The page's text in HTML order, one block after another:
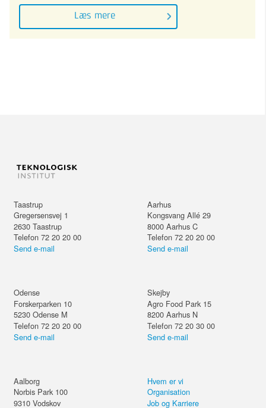
Læs mere
Taastrup
Gregersensvej 1
2630 Taastrup
Telefon 72 20 20 00
Send e-mail
Aarhus
Kongsvang Allé 29
8000 Aarhus C
Telefon 72 20 20 00
Send e-mail
Odense
Forskerparken 10
5230 Odense M
Telefon 72 20 20 00
Send e-mail
Skejby
Agro Food Park 15
8200 Aarhus N
Telefon 72 20 30 00
Send e-mail
Aalborg
Norbis Park 100
9310 Vodskov
Hvem er vi
Organisation
Job og Karriere